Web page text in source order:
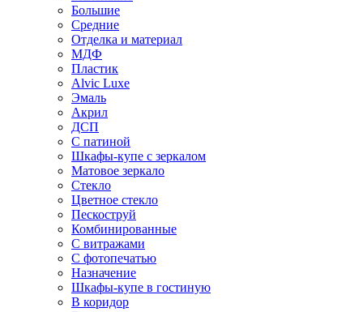
Большие
Средние
Отделка и материал
МДФ
Пластик
Alvic Luxe
Эмаль
Акрил
ДСП
С патиной
Шкафы-купе с зеркалом
Матовое зеркало
Стекло
Цветное стекло
Пескоструй
Комбинированные
С витражами
С фотопечатью
Назначение
Шкафы-купе в гостиную
В коридор